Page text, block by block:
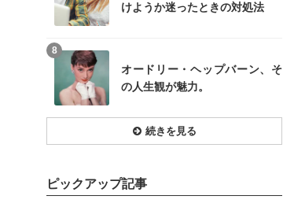
けようか迷ったときの対処法
オードリー・ヘップバーン、そ
の人生観が魅力。
8
続きを見る
ピックアップ記事